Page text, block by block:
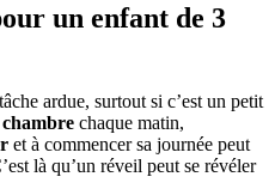
un enfant de 3
ardue, surtout si c’est un petit
chambre chaque matin,
et à commencer sa journée peut
là qu’un réveil peut se révéler